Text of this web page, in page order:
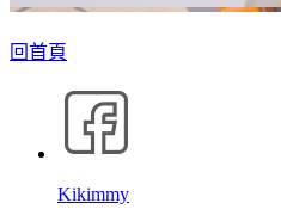
回首頁
Kikimmy